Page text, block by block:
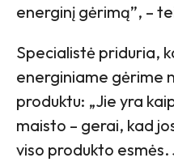
energinį gėrimą”, –
Specialistė priduria,
energiniame gėrime
produktu: „Jie yra
maisto – gerai, kad
viso produkto